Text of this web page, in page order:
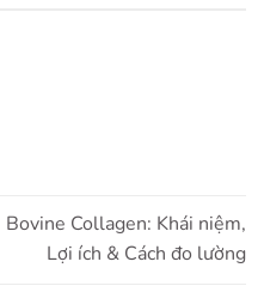
Bovine Collagen: Khái niệm,
Lợi ích & Cách đo lường